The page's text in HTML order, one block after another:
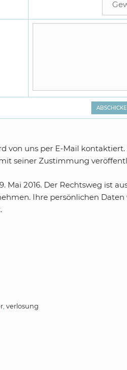
von uns per E-Mail
seiner Zustimmung
Mai 2016. Der Rechtsweg ist
Ihre persönlichen
,verlosung